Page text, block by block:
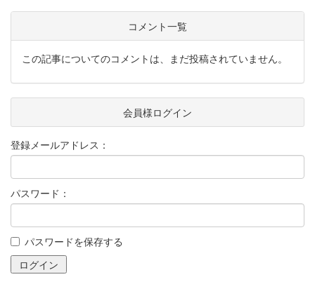
コメント一覧
この記事についてのコメントは、まだ投稿されていません。
会員様ログイン
登録メールアドレス：
パスワード：
パスワードを保存する